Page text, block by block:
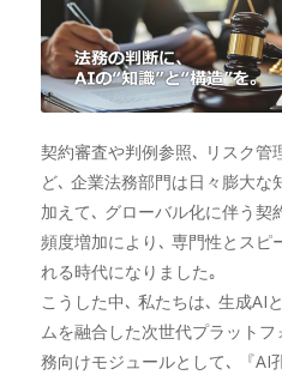
契約審査や判例参照､ リスク管
ど､ 企業法務部門は日々膨大な
加えて､ グローバル化に伴う契
頻度増加により､ 専門性とスピ
れる時代になりました｡
こうした中､ 私たちは､ 生成AI
ムを融合した次世代プラット
務向けモジュールとして､ 『AI